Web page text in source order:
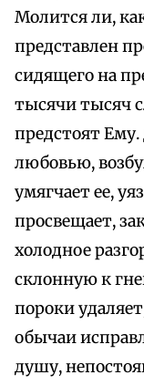
Молится ли,
представлен
сидящего на
тысячи тысяч
предстоят
любовью,
умягчает ее,
просвещает,
холодное
склонную к
пороки
обычаи
душу,